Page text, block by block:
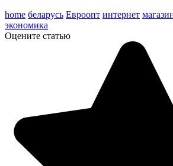
home беларусь Евроопт интернет
экономика
Оцените статью